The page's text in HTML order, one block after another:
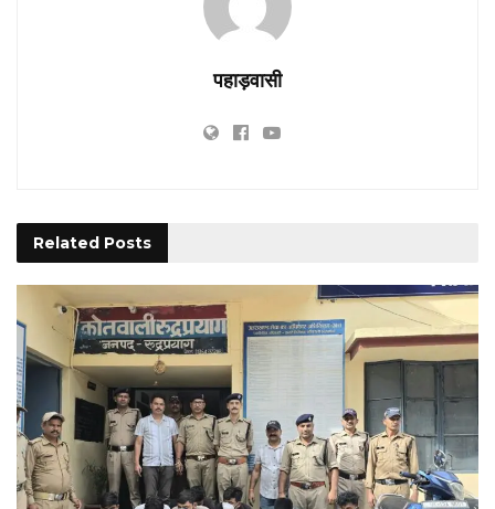
पहाड़वासी
Related Posts